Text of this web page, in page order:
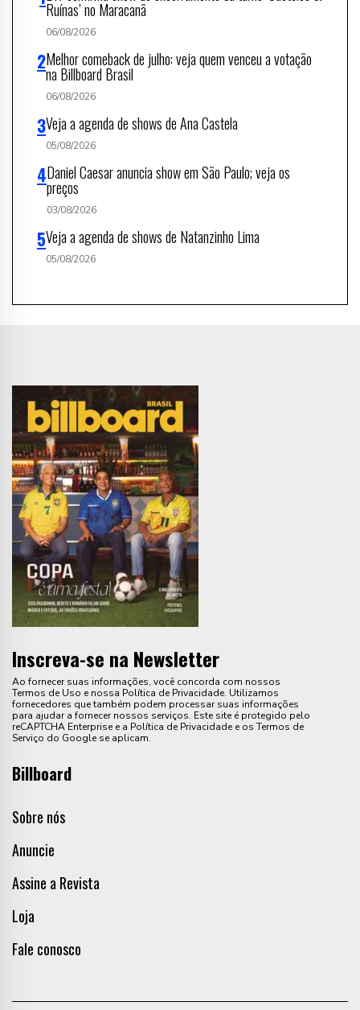
Ruínas’ no Maracanã
06/08/2026
Melhor comeback de julho: veja quem venceu a votação
na Billboard Brasil
06/08/2026
Veja a agenda de shows de Ana Castela
05/08/2026
Daniel Caesar anuncia show em São Paulo; veja os
preços
03/08/2026
Veja a agenda de shows de Natanzinho Lima
05/08/2026
Inscreva-se na Newsletter
Ao fornecer suas informações, você concorda com nossos
Termos de Uso e nossa Política de Privacidade. Utilizamos
fornecedores que também podem processar suas informações
para ajudar a fornecer nossos serviços. Este site é protegido pelo
reCAPTCHA Enterprise e a Política de Privacidade e os Termos de
Serviço do Google se aplicam.
Billboard
Sobre nós
Anuncie
Assine a Revista
Loja
Fale conosco